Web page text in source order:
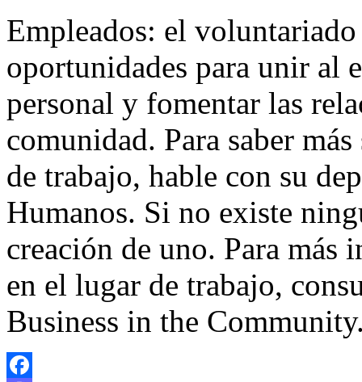
Empleados: el
oportunidades para unir al
personal y fomentar las
comunidad. Para saber
de trabajo, hable con su
Humanos. Si no existe
creación de uno. Para
en el lugar de trabajo,
Business in the